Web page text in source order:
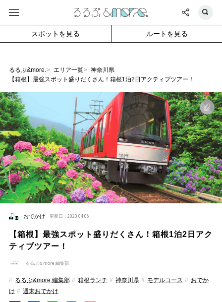
るるぶ&more. エリア一覧
神奈川県
【箱根】最強スポット盛りだくさん！箱根1泊2日アクティブツアー！
おでかけ 更新日：2023.04.06
【箱根】最強スポット盛りだくさん！箱根1泊2日アク
ティブツアー！
るるぶ＆more.編集部
るるぶ&more.編集部 箱根ランチ 神奈川県 モデルコース
おでか
け
週末おでかけ
スポットを見る ルートを見る